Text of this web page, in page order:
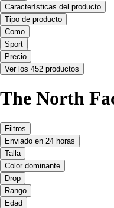
Características del producto
Tipo de producto
Como
Sport
Precio
Ver los 452 productos
The North
Filtros
Enviado en 24 horas
Talla
Color dominante
Drop
Rango
Edad